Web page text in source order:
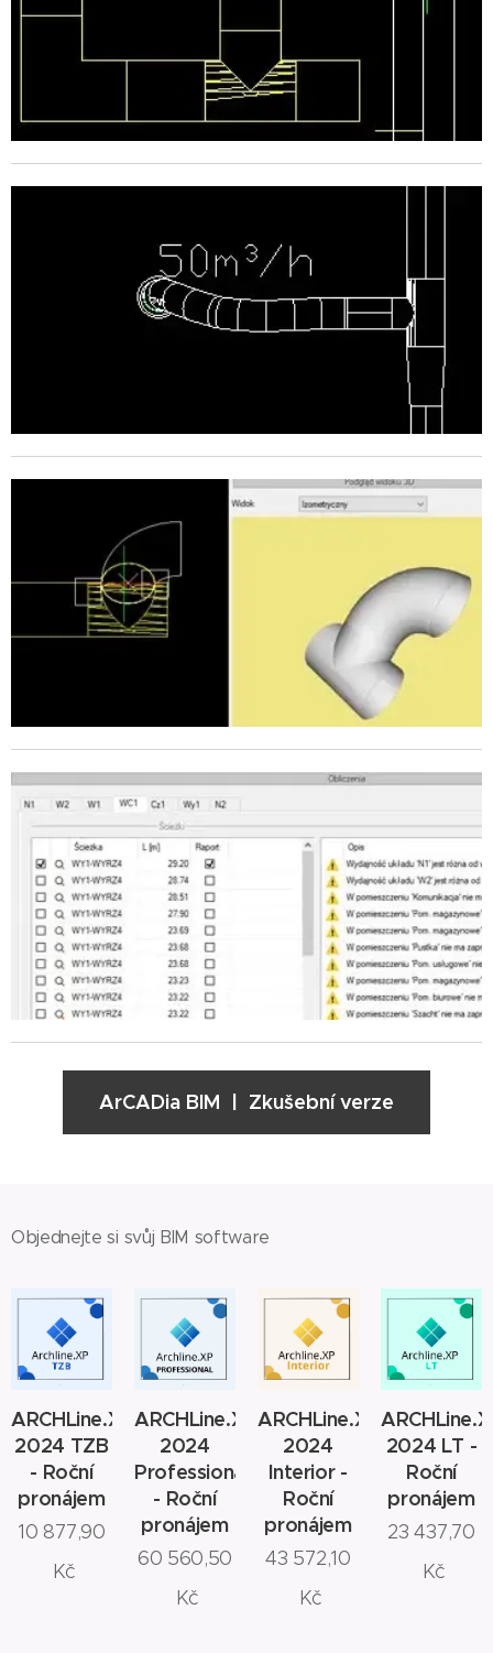
ArCADia BIM | Zkušební verze
Objednejte si svůj BIM software
ARCHLine.XP
2024 TZB
- Roční
pronájem
10 877,90
Kč
ARCHLine.XP
2024
Professional
- Roční
pronájem
60 560,50
Kč
ARCHLine.XP
2024
Interior -
Roční
pronájem
43 572,10
Kč
2024 LT -
Roční
pronájem
23 437,70
Kč